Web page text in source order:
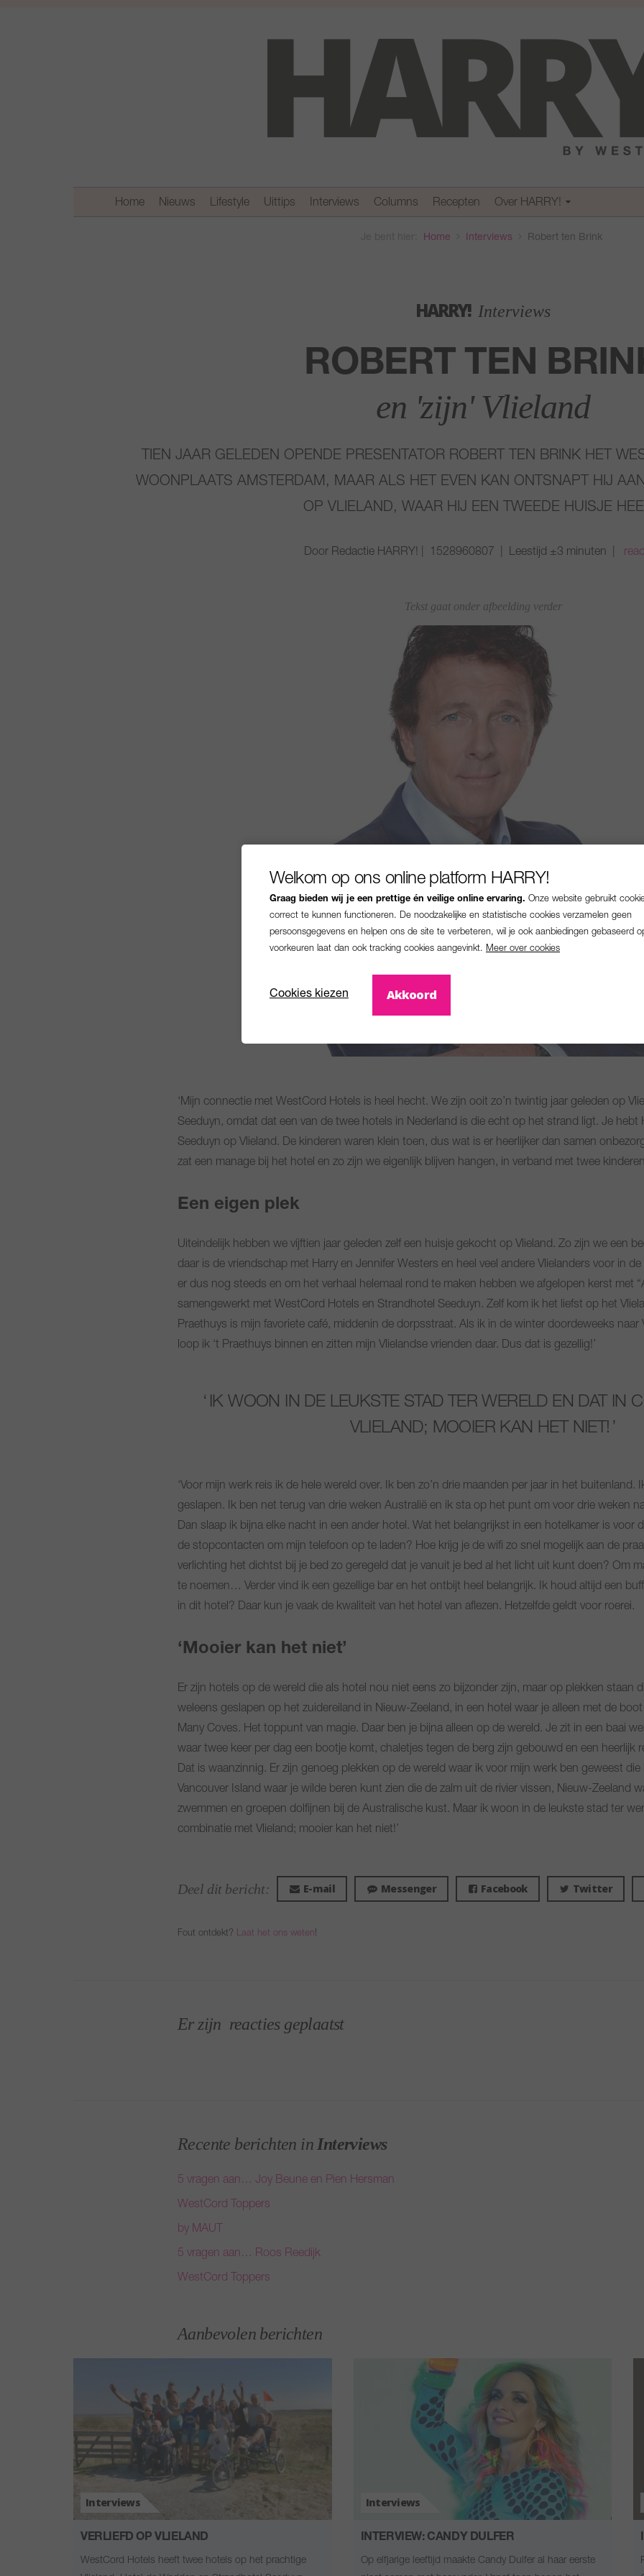
Welkom op ons online platform HARRY!
Graag bieden wij je een prettige én veilige online ervaring. Onze website gebruikt
correct te kunnen functioneren. De noodzakelijke en statistische cookies verzamelen geen
persoonsgegevens en helpen ons de site te verbeteren, wil je ook aanbiedingen gebaseerd
voorkeuren laat dan ook tracking cookies aangevinkt. Meer over cookies
Cookies kiezen Akkoord
Home Nieuws Lifestyle Uittips Interviews Columns Recepten Over HARRY!
Home Interviews Robert ten Brink
HARRY! Interviews
ROBERT TEN
en 'zijn' Vlieland
TIEN JAAR GELEDEN OPENDE PRESENTATOR ROBERT TEN BRINK HET
WOONPLAATS AMSTERDAM, MAAR ALS HET EVEN KAN ONTSNAPT HIJ
OP VLIELAND, WAAR HIJ EEN TWEEDE HUISJE
Door Redactie HARRY! | 1528960807 | Leestijd ±3 minuten |
Tekst gaat onder afbeelding verder
‘Mijn connectie met WestCord Hotels is heel hecht. We zijn ooit zo’n twintig jaar geleden op
Seeduyn, omdat dat een van de twee hotels in Nederland is die echt op het strand ligt. Je hebt
Seeduyn op Vlieland. De kinderen waren klein toen, dus wat is er heerlijker dan samen
zat een manage bij het hotel en zo zijn we eigenlijk blijven hangen, in verband met twee
Een eigen plek
Uiteindelijk hebben we vijftien jaar geleden zelf een huisje gekocht op Vlieland. Zo zijn we een
daar is de vriendschap met Harry en Jennifer Westers en heel veel andere Vlielanders voor in
er dus nog steeds en om het verhaal helemaal rond te maken hebben we afgelopen kerst met
samengewerkt met WestCord Hotels en Strandhotel Seeduyn. Zelf kom ik het liefst op het
Praethuys is mijn favoriete café, middenin de dorpsstraat. Als ik in de winter doordeweeks naar
loop ik ‘t Praethuys binnen en zitten mijn Vlielandse vrienden daar. Dus dat is gezellig!’
IK WOON IN DE LEUKSTE STAD TER WERELD EN DAT IN
VLIELAND; MOOIER KAN HET NIET!
‘Voor mijn werk reis ik de hele wereld over. Ik ben zo’n drie maanden per jaar in het buitenland.
geslapen. Ik ben net terug van drie weken Australië en ik sta op het punt om voor drie weken
Dan slaap ik bijna elke nacht in een ander hotel. Wat het belangrijkst in een hotelkamer is voor
de stopcontacten om mijn telefoon op te laden? Hoe krijg je de wifi zo snel mogelijk aan de
verlichting het dichtst bij je bed zo geregeld dat je vanuit je bed al het licht uit kunt doen? Om
te noemen… Verder vind ik een gezellige bar en het ontbijt heel belangrijk. Ik houd altijd een
in dit hotel? Daar kun je vaak de kwaliteit van het hotel van aflezen. Hetzelfde geldt voor roerei.
‘Mooier kan het niet’
Er zijn hotels op de wereld die als hotel nou niet eens zo bijzonder zijn, maar op plekken staan
weleens geslapen op het zuidereiland in Nieuw-Zeeland, in een hotel waar je alleen met de
Many Coves. Het toppunt van magie. Daar ben je bijna alleen op de wereld. Je zit in een baai
waar twee keer per dag een bootje komt, chaletjes tegen de berg zijn gebouwd en een heerlijk
Dat is waanzinnig. Er zijn genoeg plekken op de wereld waar ik voor mijn werk ben geweest die
Vancouver Island waar je wilde beren kunt zien die de zalm uit de rivier vissen, Nieuw-Zeeland
zwemmen en groepen dolfijnen bij de Australische kust. Maar ik woon in de leukste stad ter
combinatie met Vlieland; mooier kan het niet!’
Deel dit bericht: E-mail Messenger Facebook Twitter
Fout ontdekt? Laat het ons weten!
Er zijn reacties geplaatst
Recente berichten in Interviews
5 vragen aan… Joy Beune en Pien Hersman
WestCord Toppers
by MAUT
5 vragen aan… Roos Reedijk
WestCord Toppers
Aanbevolen berichten
Interviews
VERLIEFD OP VLIELAND
WestCord Hotels heeft twee hotels op het prachtige
Interviews
INTERVIEW: CANDY DULFER
Op elfjarige leeftijd maakte Candy Dulfer al haar eerste